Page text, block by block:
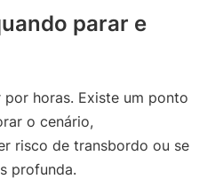
parar e
horas. Existe um ponto
o cenário,
risco de transbordo ou se
profunda.